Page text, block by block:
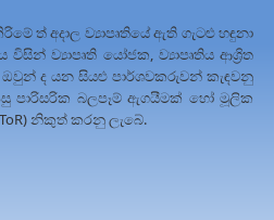
ත් අදාල ව්‍යාපෘතියේ ඇති ගැටළු හඳුනා
ව්‍යාපෘති යෝජක, ව්‍යාපෘතිය ආශ්‍රිත
ද යන සියළු පාර්ශවකරුවන් කැඳවනු
පාරිසරික බලපෑම් ඇගයීමක් හෝ මූලික
නිකුත් කරනු ලැබේ.